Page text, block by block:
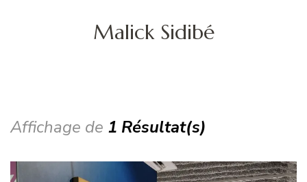
Malick Sidibé
Affichage de 1 Résultat(s)